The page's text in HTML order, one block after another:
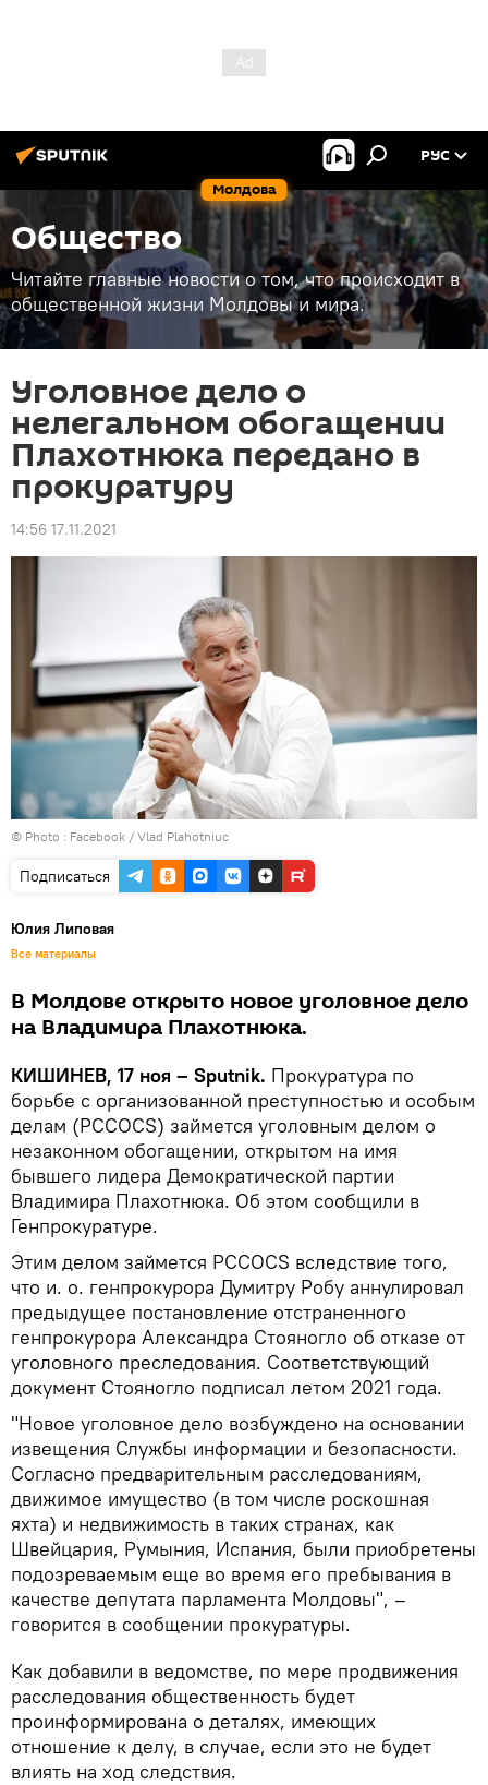
Молдова
РУС
Общество
Читайте главные новости о том, что происходит в
общественной жизни Молдовы и мира.
Уголовное дело о
нелегальном обогащении
Плахотнюка передано в
прокуратуру
14:56 17.11.2021
© Photo : Facebook / Vlad Plahotniuc
Подписаться
Юлия Липовая
Все материалы
В Молдове открыто новое уголовное дело
на Владимира Плахотнюка.
КИШИНЕВ, 17 ноя – Sputnik. Прокуратура по
борьбе с организованной преступностью и особым
делам (PCCOCS) займется уголовным делом о
незаконном обогащении, открытом на имя
бывшего лидера Демократической партии
Владимира Плахотнюка. Об этом сообщили в
Генпрокуратуре.
Этим делом займется PCCOCS вследствие того,
что и. о. генпрокурора Думитру Робу аннулировал
предыдущее постановление отстраненного
генпрокурора Александра Стояногло об отказе от
уголовного преследования. Соответствующий
документ Стояногло подписал летом 2021 года.
"Новое уголовное дело возбуждено на основании
извещения Службы информации и безопасности.
Согласно предварительным расследованиям,
движимое имущество (в том числе роскошная
яхта) и недвижимость в таких странах, как
Швейцария, Румыния, Испания, были приобретены
подозреваемым еще во время его пребывания в
качестве депутата парламента Молдовы", –
говорится в сообщении прокуратуры.
Как добавили в ведомстве, по мере продвижения
расследования общественность будет
проинформирована о деталях, имеющих
отношение к делу, в случае, если это не будет
влиять на ход следствия.